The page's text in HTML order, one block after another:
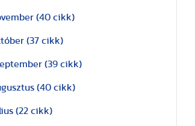
(40 cikk)
(37 cikk)
(39 cikk)
(40 cikk)
(22 cikk)